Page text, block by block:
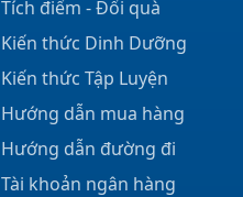
Tích điểm - Đổi quà
Kiến thức Dinh Dưỡng
Kiến thức Tập Luyện
Hướng dẫn mua hàng
Hướng dẫn đường đi
Tài khoản ngân hàng